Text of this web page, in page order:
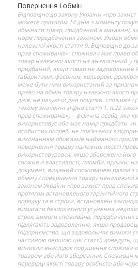
Повернення і обмін
Відповідно до закону України «про
можете протягом 14 днів з моменту
обміняти товар, придбаний в магазині,
норм передбачених законом. Умови
належної якості стаття 9. Відповідно до
прав споживачів»: споживач має право
товар належної якості на аналогічний у
придбаний, якщо товар не задовольнив
габаритами, фасоном, кольором,
може бути ним використаний за
право на обмін товару належної якості
днів, не рахуючи дня покупки. споживач
такому значенні згідно статті 1. п.22
прав споживачів») – фізична особа, яка
використовує або має намір придбати
особистих потреб, не пов’язаних з
виконанням обов’язків найманого
повернення товару належної якості
використовувався; якщо збережено його
споживчі властивості, пломби, ярлики;
документ, виданий споживачеві разом
обміну / повернення товару неналежної
законом України «про захист прав
протягом встановленого гарантійного
порядку та в строки, встановлені
вимагати безоплатного усунення
строк. вимоги споживача, передбачених
підлягають задоволенню, якщо
(підприємство, що задовольняє вимоги
частиною першою цієї статті) доведуть,
виникли внаслідок порушення
товаром або його зберігання. Споживач
перевірці якості товару особисто або